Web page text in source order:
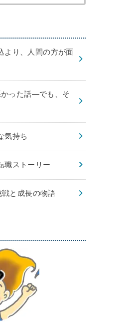
り、人間の方が面
った話—でも、そ
気持ち
職ストーリー
と成長の物語